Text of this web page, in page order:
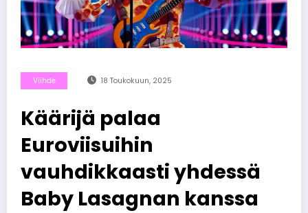
Viihde 18 Toukokuun, 2025
Käärijä palaa
Euroviisuihin
vauhdikkaasti yhdessä
Baby Lasagnan kanssa